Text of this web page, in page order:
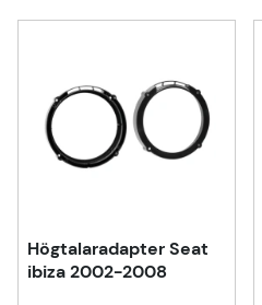
Högtalaradapter Seat
ibiza 2002-2008